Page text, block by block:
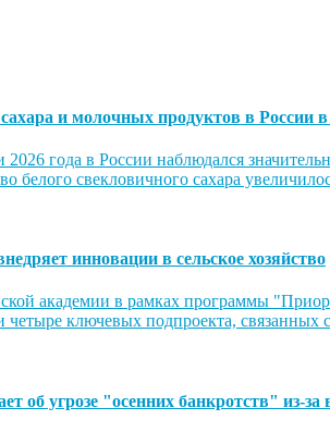
и молочных продуктов в России
года в России наблюдался
белого свекловичного сахара
инновации в сельское хозяйство
академии в рамках программы
четыре ключевых подпроекта, связанных
об угрозе "осенних банкротств" из-